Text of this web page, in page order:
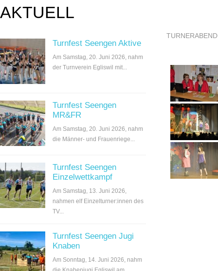
AKTUELL
Turnfest Seengen Aktive
Am Samstag, 20. Juni 2026, nahm
der Turnverein Egliswil mit...
Turnfest Seengen
MR&FR
Am Samstag, 20. Juni 2026, nahm
die Männer- und Frauenriege...
Turnfest Seengen
Einzelwettkampf
Am Samstag, 13. Juni 2026,
nahmen elf Einzelturner:innen des
TV...
Turnfest Seengen Jugi
Knaben
Am Sonntag, 14. Juni 2026, nahm